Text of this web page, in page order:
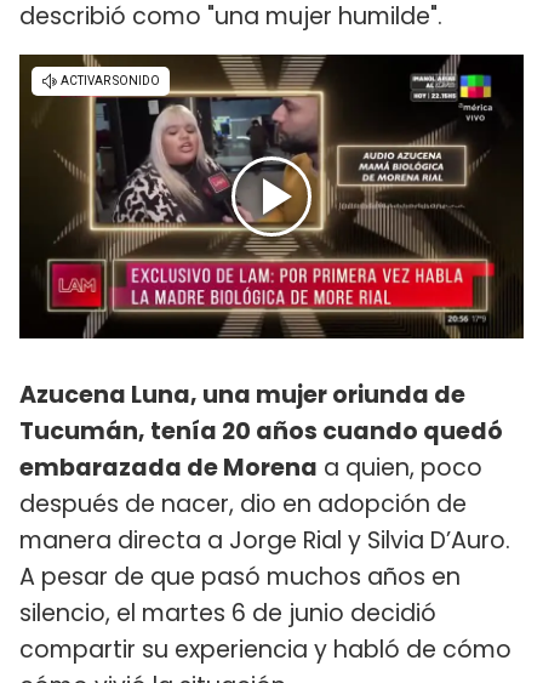
describió como "una mujer humilde".
Azucena Luna, una mujer oriunda de
Tucumán, tenía 20 años cuando quedó
embarazada de Morena a quien, poco
después de nacer, dio en adopción de
manera directa a Jorge Rial y Silvia D’Auro.
A pesar de que pasó muchos años en
silencio, el martes 6 de junio decidió
compartir su experiencia y habló de cómo